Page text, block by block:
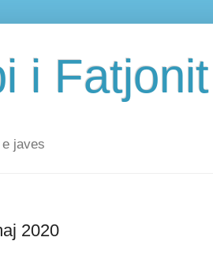
i Fatjonit
javes
2020